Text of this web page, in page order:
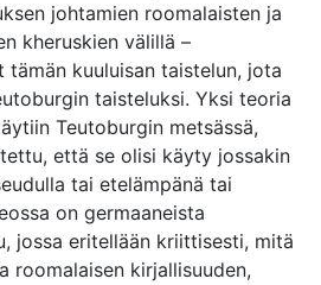
johtamien roomalaisten ja
kheruskien välillä –
tämän kuuluisan taistelun, jota
taisteluksi. Yksi teoria
Teutoburgin metsässä,
että se olisi käyty jossakin
tai etelämpänä tai
on germaaneista
jossa eritellään kriittisesti, mitä
roomalaisen kirjallisuuden,